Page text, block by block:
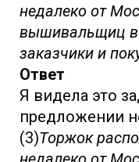
недалеко от
вышивальщиц
заказчики и
Ответ
Я видела это
предложении
(3)Торжок